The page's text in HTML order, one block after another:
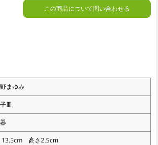
この商品について問い合わせる
まゆみ
皿
13.5cm 高さ2.5cm